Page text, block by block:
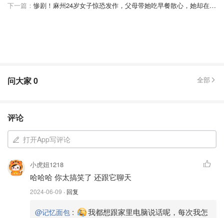
别要太重的，虽然瓜有水份💦很重要
下一篇：
惨剧！麻州24岁女子惊恐发作，父母带她吃早餐散心，她却在车内扣下扳机...
问大家0 全部
评论
打开App写评论
小虎妞1218
哈哈哈 你太搞笑了 还跟它聊天
2024-06-09 · 回复
@记忆面包 :
我都想跟家里电脑说话呢，每次我怎